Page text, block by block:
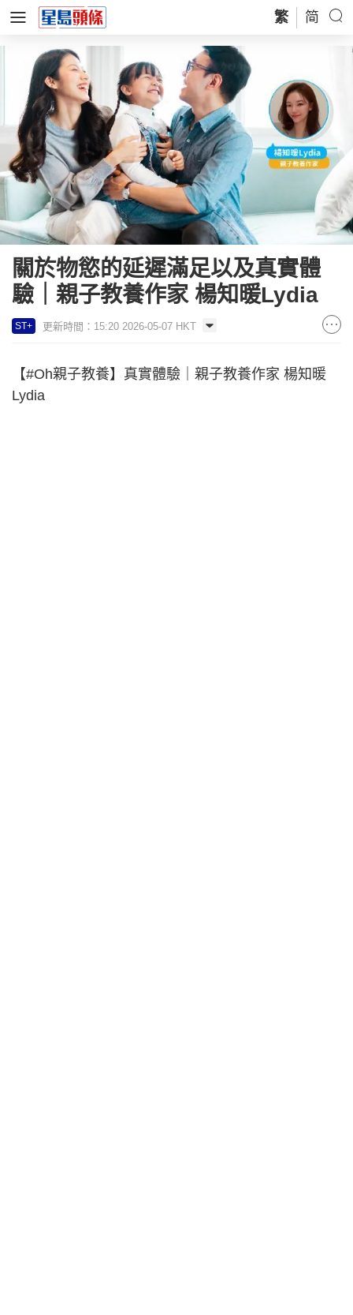
繁 简
關於物慾的延遲滿足以及真實體
驗｜親子教養作家 楊知暖Lydia
ST+ 更新時間：15:20 2026-05-07 HKT
【#Oh親子教養】真實體驗｜親子教養作家 楊知暖
Lydia